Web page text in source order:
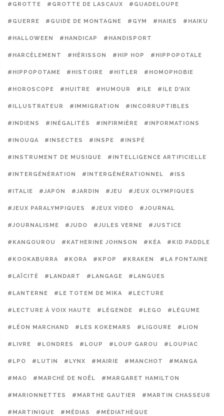
#GROTTE #GROTTE DE LASCAUX #GUADELOUPE
#GUERRE #GUIDE DE MONTAGNE #GYM #HAIES #HAIKU
#HALLOWEEN #HANDICAP #HANDISPORT
#HARCÈLEMENT #HÉRISSON #HIP HOP #HIPPOPOTALE
#HIPPOPOTAME #HISTOIRE #HITLER #HOMOPHOBIE
#HOROSCOPE #HUITRE #HUMOUR #ILE #ILE D'AIX
#ILLUSTRATEUR #IMMIGRATION #INCORRUPTIBLES
#INDIENS #INÉGALITÉS #INFIRMIÈRE #INFORMATIONS
#INOUQA #INSECTES #INSPE #INSPÉ
#INSTRUMENT DE MUSIQUE #INTELLIGENCE ARTIFICIELLE
#INTERGÉNÉRATION #INTERGÉNÉRATIONNEL #ISS
#ITALIE #JAPON #JARDIN #JEU #JEUX OLYMPIQUES
#JEUX PARALYMPIQUES #JEUX VIDEO #JOURNAL
#JOURNALISME #JUDO #JULES VERNE #JUSTICE
#KANGOUROU #KATHERINE JOHNSON #KÉA #KID PADDLE
#KOOKABURRA #KORA #KPOP #KRAKEN #LA FONTAINE
#LAÏCITÉ #LANDART #LANGAGE #LANGUES
#LANTERNE #LE TOTEM DE MIKA #LECTURE
#LECTURE À VOIX HAUTE #LÉGENDE #LEGO #LÉGUME
#LÉON MARCHAND #LES KOKEMARS #LIGOURE #LION
#LIVRE #LONDRES #LOUP #LOUP GAROU #LOUPIAC
#LPO #LUTIN #LYNX #MAIRIE #MANCHOT #MANGA
#MAO #MARCHÉ DE NOËL #MARGARET HAMILTON
#MARIONNETTES #MARTHE GAUTIER #MARTIN CHASSEUR
#MARTINIQUE #MÉDIAS #MÉDIATHÈQUE